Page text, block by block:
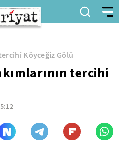
Köyceğiz Gölü
tercihi